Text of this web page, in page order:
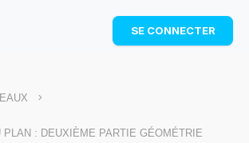
offert
: révise les maths cet
ton PDF gratuit et progresse avec des
SE CONNECTER
>
PLAN : DEUXIÈME PARTIE GÉOMÉTRIE